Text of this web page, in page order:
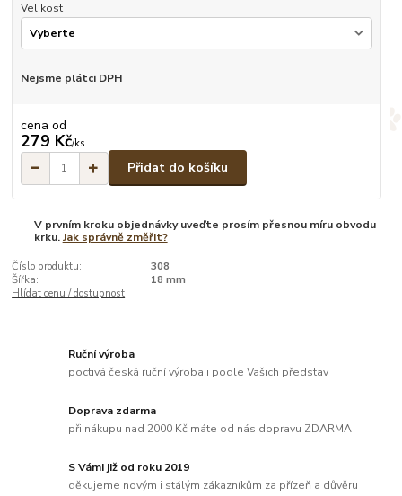
Velikost
Nejsme plátci DPH
cena od
279 Kč/ks
Přidat do košíku
V prvním kroku objednávky uveďte prosím přesnou míru obvodu
krku.Jak správně změřit?
Číslo produktu:
308
Šířka:
18 mm
Hlídat cenu / dostupnost
Ruční výroba
poctivá česká ruční výroba i podle Vašich představ
Doprava zdarma
při nákupu nad 2000 Kč máte od nás dopravu ZDARMA
S Vámi již od roku 2019
děkujeme novým i stálým zákazníkům za přízeň a důvěru